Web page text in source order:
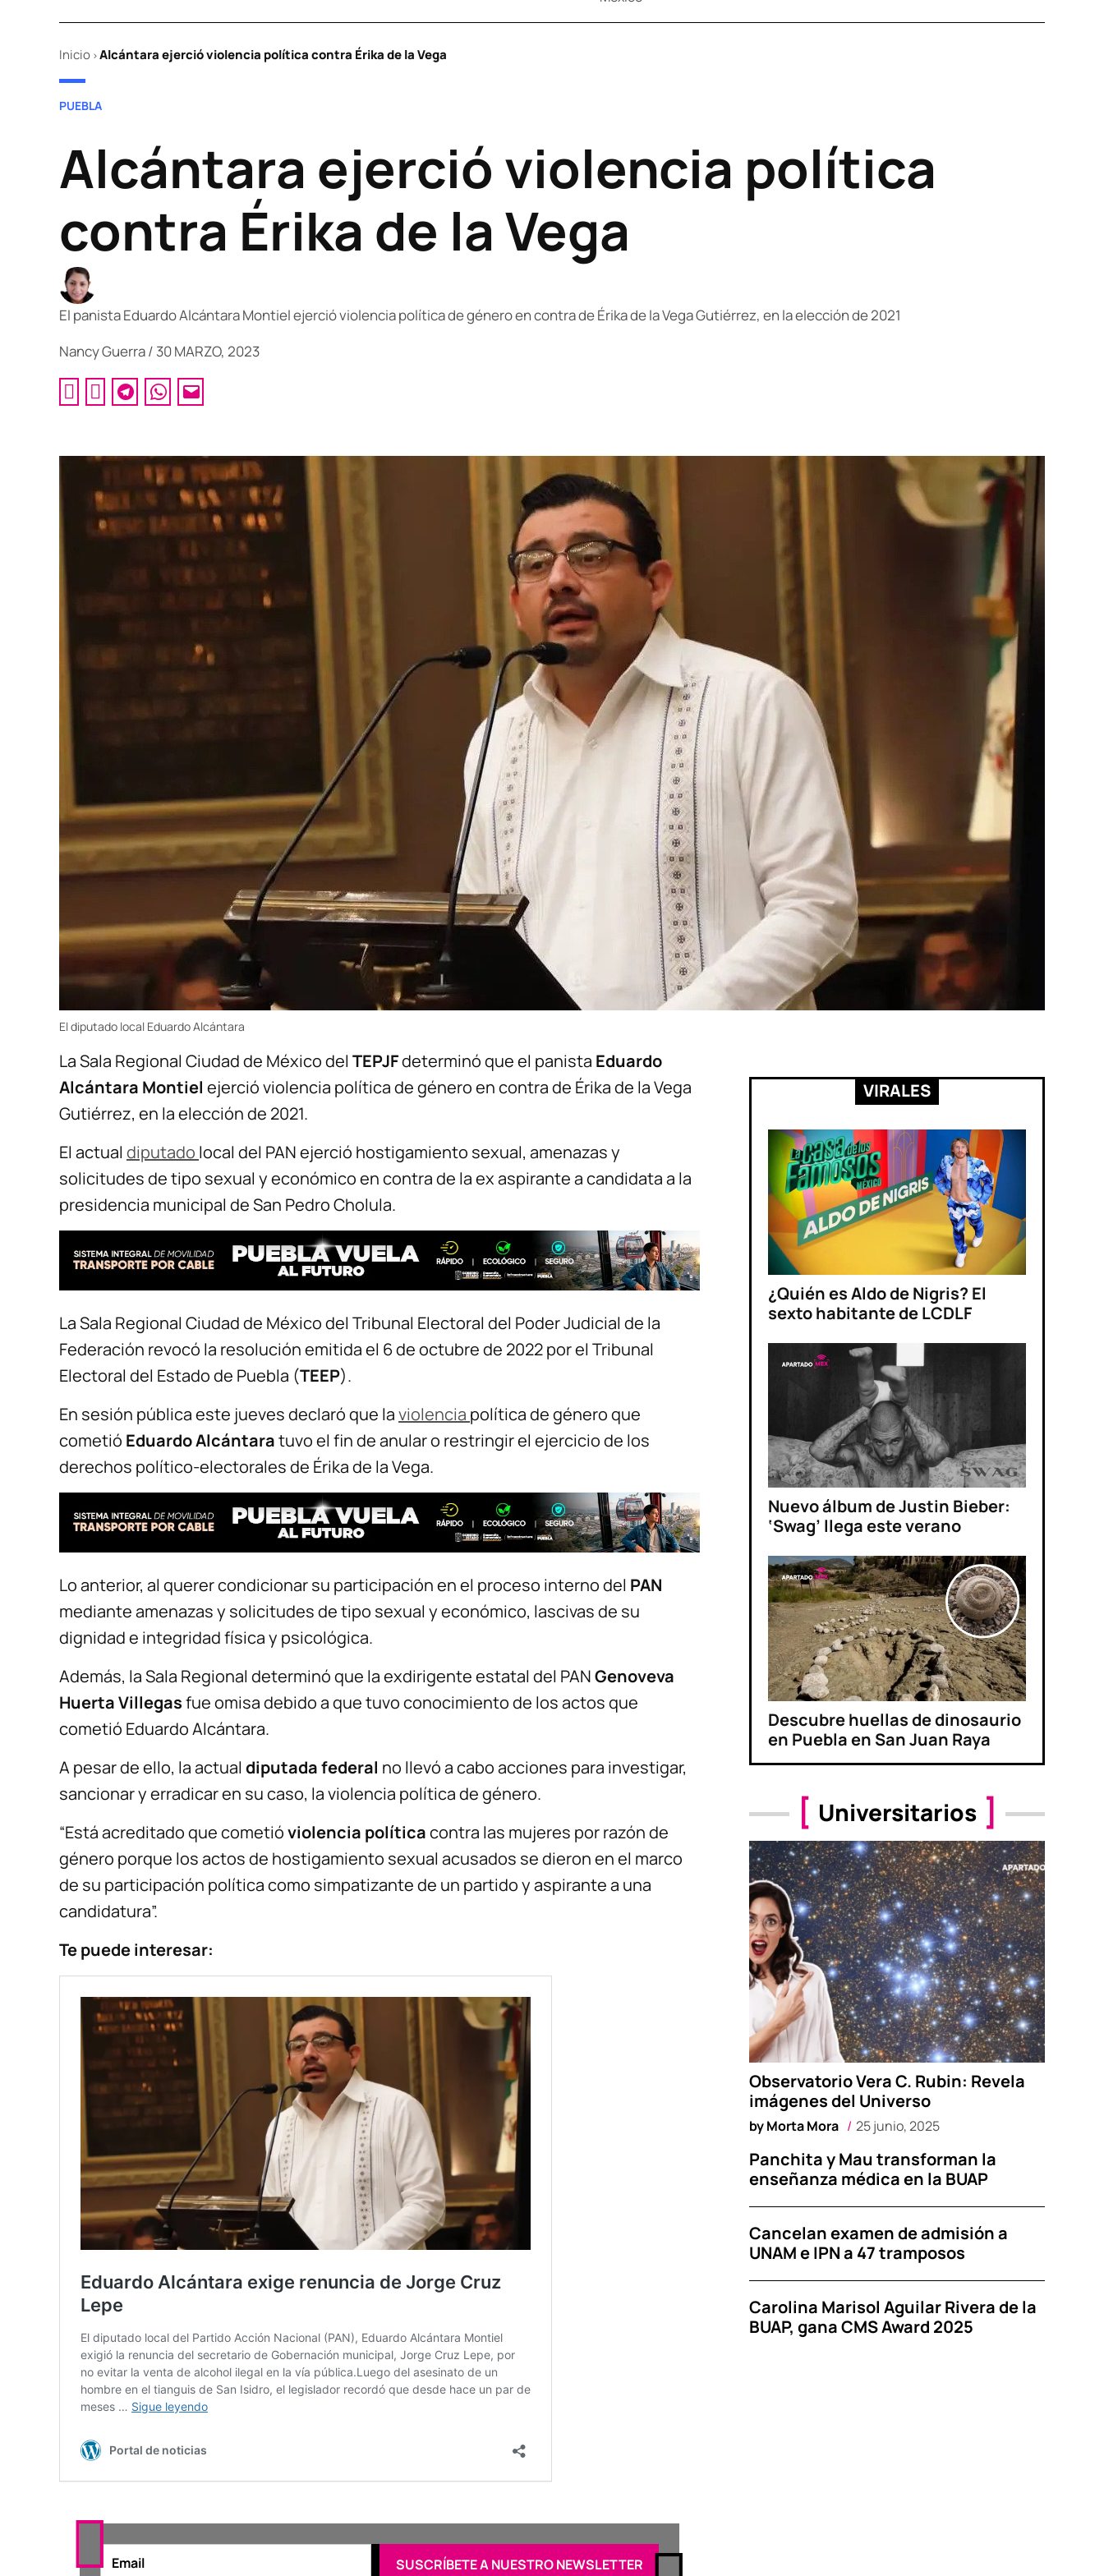
Inicio >Alcántara ejerció violencia política contra Érika de la Vega
POSTED
PUEBLA
Alcántara ejerció violencia política
contra Érika de la Vega
El panista Eduardo Alcántara Montiel ejerció violencia política de género en contra de Érika de la Vega Gutiérrez, en la elección de 2021
Nancy Guerra/ 30 MARZO, 2023
El diputado local Eduardo Alcántara
La Sala Regional Ciudad de México del TEPJFdeterminó que el panista Eduardo
Alcántara Montiel ejerció violencia política de género en contra de Érika de la Vega
Gutiérrez, en la elección de 2021.
El actual diputado local del PAN ejerció hostigamiento sexual, amenazas y
solicitudes de tipo sexual y económico en contra de la ex aspirante a candidata a la
presidencia municipal de San Pedro Cholula.
La Sala Regional Ciudad de México del Tribunal Electoral del Poder Judicial de la
Federación revocó la resolución emitida el 6 de octubre de 2022 por el Tribunal
Electoral del Estado de Puebla (TEEP).
En sesión pública este jueves declaró que laviolencia política de género que
cometió Eduardo Alcántaratuvo el fin de anular o restringir el ejercicio de los
derechos político-electorales de Érika de la Vega.
Lo anterior, al querer condicionar su participación en el proceso interno del PAN
mediante amenazas y solicitudes de tipo sexual y económico, lascivas de su
dignidad e integridad física y psicológica.
Además, la Sala Regional determinó que la exdirigente estatal del PANGenoveva
Huerta Villegasfue omisa debido a que tuvo conocimiento de los actos que
cometió Eduardo Alcántara.
A pesar de ello, la actual diputada federal no llevó a cabo acciones para investigar,
sancionar y erradicar en su caso, la violencia política de género.
“Está acreditado que cometióviolencia políticacontra las mujeres por razón de
género porque los actos de hostigamiento sexual acusados se dieron en el marco
de su participación política como simpatizante de un partido y aspirante a una
candidatura”.
Te puede interesar:
VIRALES
¿Quién es Aldo de Nigris? El
sexto habitante de LCDLF
Nuevo álbum de Justin Bieber:
‘Swag’ llega este verano
Descubre huellas de dinosaurio
en Puebla en San Juan Raya
Universitarios
Observatorio Vera C. Rubin: Revela
imágenes del Universo
byMorta Mora 25 junio, 2025
Panchita y Mau transforman la
enseñanza médica en la BUAP
Cancelan examen de admisión a
UNAM e IPN a 47 tramposos
Carolina Marisol Aguilar Rivera de la
BUAP, gana CMS Award 2025